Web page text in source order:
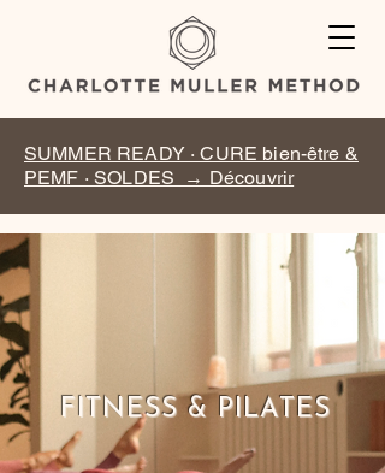
SUMMER READY · CURE bien-être &
PEMF · SOLDES → Découvrir
FITNESS & PILATES